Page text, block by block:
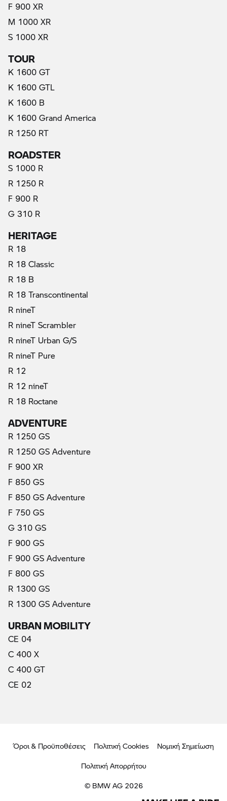
F 900 XR
M 1000 XR
S 1000 XR
TOUR
K 1600 GT
K 1600 GTL
K 1600 B
K 1600 Grand America
R 1250 RT
ROADSTER
S 1000 R
R 1250 R
F 900 R
G 310 R
HERITAGE
R 18
R 18 Classic
R 18 B
R 18 Transcontinental
R nineT
R nineT Scrambler
R nineT Urban G/S
R nineT Pure
R 12
R 12 nineT
R 18 Roctane
ADVENTURE
R 1250 GS
R 1250 GS Adventure
F 900 XR
F 850 GS
F 850 GS Adventure
F 750 GS
G 310 GS
F 900 GS
F 900 GS Adventure
F 800 GS
R 1300 GS
R 1300 GS Adventure
URBAN MOBILITY
CE 04
C 400 X
C 400 GT
CE 02
Όροι & Προϋποθέσεις Πολιτική Cookies
Νομική Σημείωση
Πολιτική Απορρήτου
© BMW AG 2026